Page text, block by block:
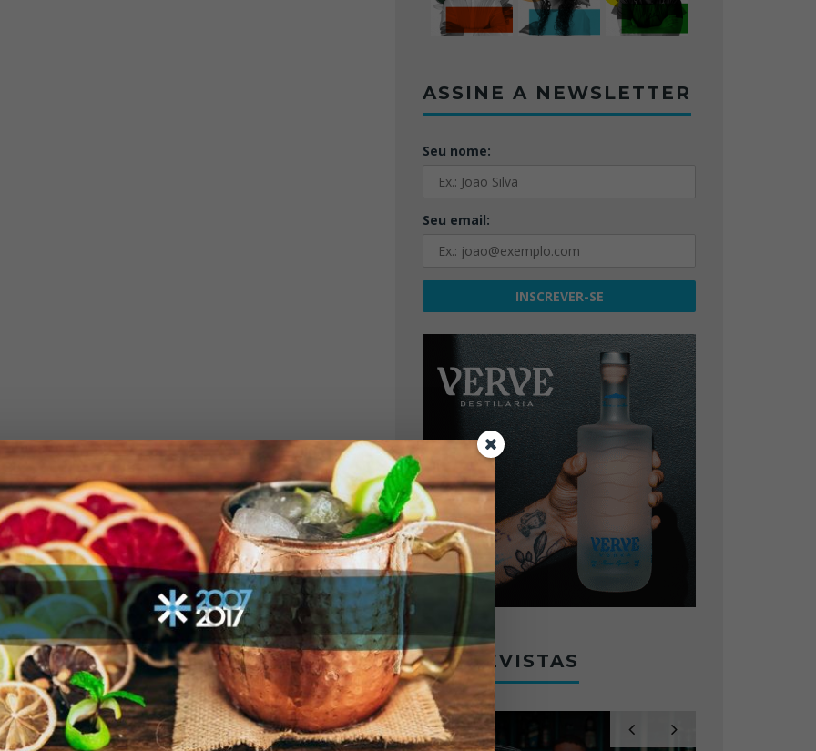
ASSINE A NEWSLETTER
Seu nome:
Seu email:
ENTREVISTAS